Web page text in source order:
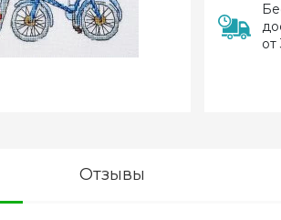
от
Отзывы